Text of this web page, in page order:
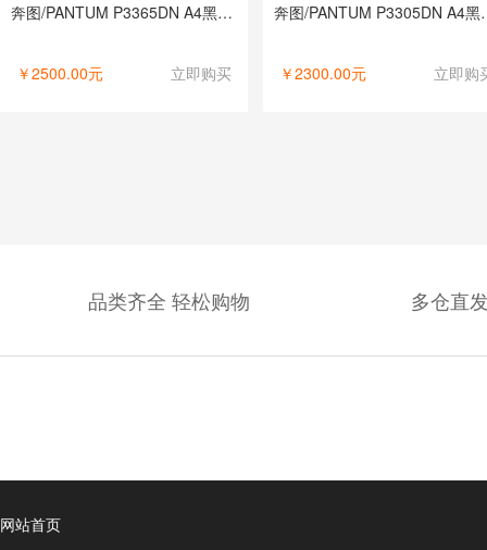
奔图/PANTUM P3365DN A4黑白打印机
￥2500.00元 立即购买
奔图/
￥2300.00元 立即购
品类齐全 轻松购物 多仓直
网站首页